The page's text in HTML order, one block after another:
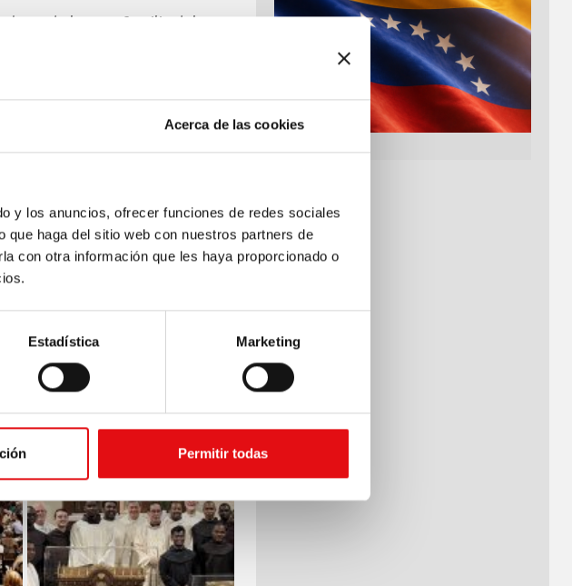
Acerca de las cookies
y los anuncios, ofrecer funciones de redes sociales
haga del sitio web con nuestros partners de
con otra información que les haya proporcionado o
Estadística Marketing
Permitir todas
de la gran familia del
trasladadas en procesión a la
noche de adoración animada
en nuestra parroquia de
presidió la misa solemne de
por Roma.
zelo-missioni-santa-